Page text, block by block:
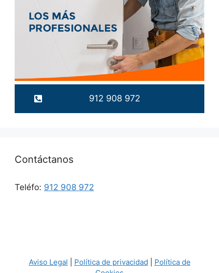
912 908 972
Contáctanos
Teléfo: 912 908 972
Aviso Legal Política de privacidad
Política de